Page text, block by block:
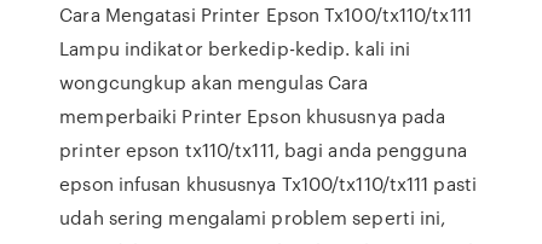
Cara Mengatasi Printer Epson Tx100/tx110/tx111
Lampu indikator berkedip-kedip. kali ini
wongcungkup akan mengulas Cara
memperbaiki Printer Epson khususnya pada
printer epson tx110/tx111, bagi anda pengguna
epson infusan khususnya Tx100/tx110/tx111 pasti
udah sering mengalami problem seperti ini,